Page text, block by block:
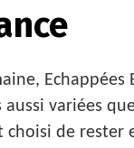
variées
choisi de